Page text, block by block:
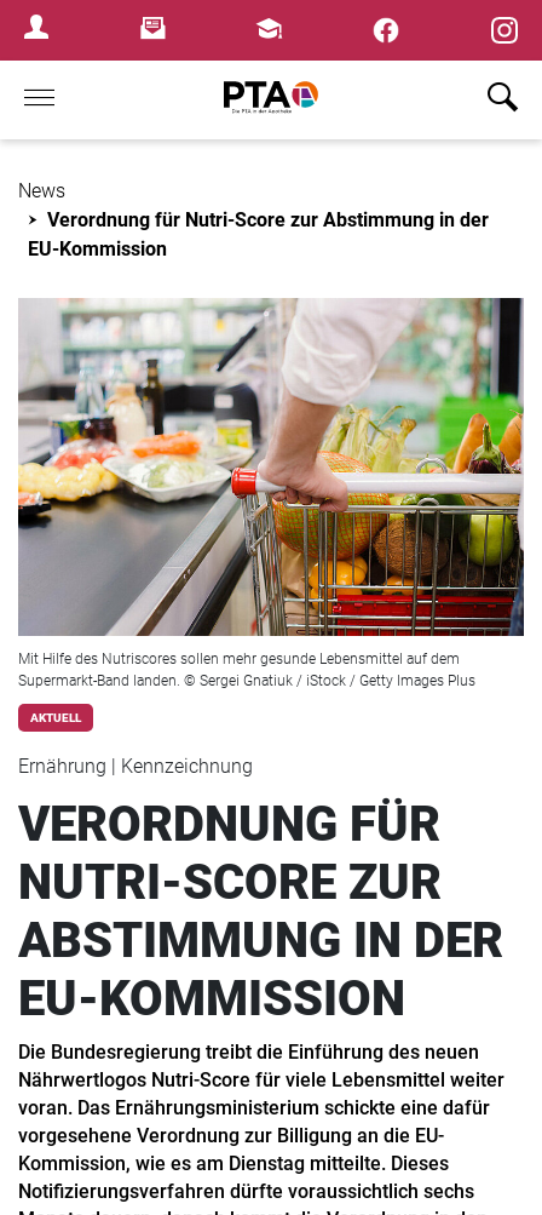
Login MenuNewsletterFortbildungen
Home
News
Verordnung für Nutri-Score zur Abstimmung in der
EU-Kommission
Mit Hilfe des Nutriscores sollen mehr gesunde Lebensmittel auf dem
Supermarkt-Band landen. © Sergei Gnatiuk / iStock / Getty Images Plus
AKTUELL
Ernährung | Kennzeichnung
VERORDNUNG FÜR
NUTRI-SCORE ZUR
ABSTIMMUNG IN DER
EU-KOMMISSION
Die Bundesregierung treibt die Einführung des neuen
Nährwertlogos Nutri-Score für viele Lebensmittel weiter
voran. Das Ernährungsministerium schickte eine dafür
vorgesehene Verordnung zur Billigung an die EU-
Kommission, wie es am Dienstag mitteilte. Dieses
Notifizierungsverfahren dürfte voraussichtlich sechs
×